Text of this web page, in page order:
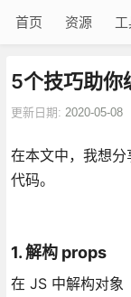
首页 资源
5个技巧助你
更新日期: 2020-05-08
在本文中，我想
代码。
1. 解构 props
在 JS 中解构对象